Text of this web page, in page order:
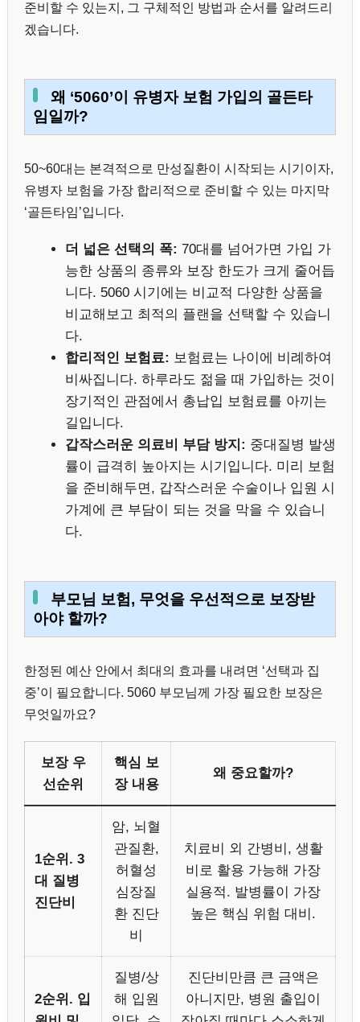
준비할 수 있는지, 그 구체적인 방법과 순서를 알려드리
겠습니다.
왜 ‘5060’이 유병자 보험 가입의 골든타
임일까?
50~60대는 본격적으로 만성질환이 시작되는 시기이자,
유병자 보험을 가장 합리적으로 준비할 수 있는 마지막
‘골든타임’입니다.
더 넓은 선택의 폭: 70대를 넘어가면 가입 가
능한 상품의 종류와 보장 한도가 크게 줄어듭
니다. 5060 시기에는 비교적 다양한 상품을
비교해보고 최적의 플랜을 선택할 수 있습니
다.
합리적인 보험료: 보험료는 나이에 비례하여
비싸집니다. 하루라도 젊을 때 가입하는 것이
장기적인 관점에서 총납입 보험료를 아끼는
길입니다.
갑작스러운 의료비 부담 방지: 중대질병 발생
률이 급격히 높아지는 시기입니다. 미리 보험
을 준비해두면, 갑작스러운 수술이나 입원 시
가계에 큰 부담이 되는 것을 막을 수 있습니
다.
부모님 보험, 무엇을 우선적으로 보장받
아야 할까?
한정된 예산 안에서 최대의 효과를 내려면 ‘선택과 집
중’이 필요합니다. 5060 부모님께 가장 필요한 보장은
무엇일까요?
보장 우
선순위
핵심 보
장 내용
왜 중요할까?
1순위. 3
대 질병
진단비
암, 뇌혈
관질환,
허혈성
심장질
환 진단
비
치료비 외 간병비, 생활
비로 활용 가능해 가장
실용적. 발병률이 가장
높은 핵심 위험 대비.
2순위. 입
질병/상
해 입원
진단비만큼 큰 금액은
아니지만, 병원 출입이